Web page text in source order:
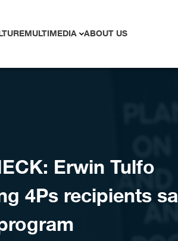
MULTIMEDIA ABOUT US
Erwin Tulfo
4Ps recipients sa